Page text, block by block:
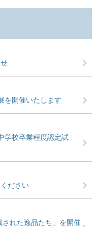
を開催いたします
学校卒業程度認定試
ださい
れた逸品たち」を開催